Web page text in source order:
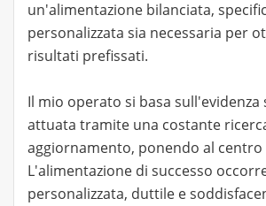
un'alimentazione bilanciata,
personalizzata sia necessaria per
risultati prefissati.
Il mio operato si basa sull'evidenza
attuata tramite una costante
aggiornamento, ponendo al centro
L'alimentazione di successo
personalizzata, duttile e